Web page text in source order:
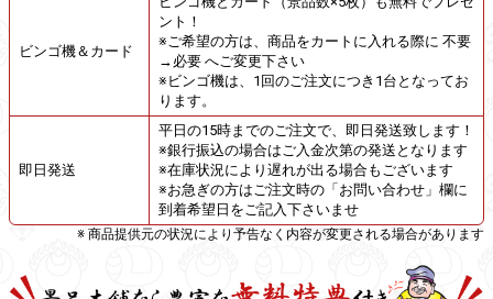
ビンゴ機＆カード
ント！
※ご希望の方は、商品をカートに入れる際に 不要
→必要 へご変更下さい
※ビンゴ機は、1回のご注文につき1台となってお
ります。
即日発送
平日の15時までのご注文で、即日発送致します！
※銀行振込の場合はご入金次第の発送となります
※在庫状況により遅れが出る場合もございます
※お急ぎの方はご注文時の「お問い合わせ」欄に
到着希望日をご記入下さいませ
※ 商品提供元の状況により予告なく内容が変更される場合があります